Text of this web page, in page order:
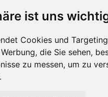
ist uns
Cookies und
die Sie sehen,
zu messen, um zu
in Access 2019
der
in Access 2019